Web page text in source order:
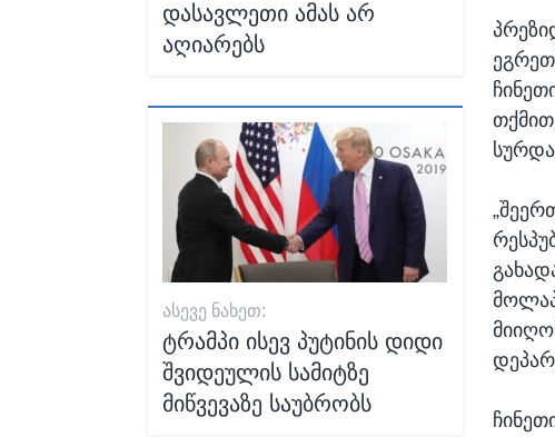
დასავლეთი ამას არ
აღიარებს
ᲐᲡᲔᲕᲔ ᲜᲐᲮᲔᲗ:
ტრამპი ისევ პუტინის დიდი
შვიდეულის სამიტზე
მიწვევაზე საუბრობს